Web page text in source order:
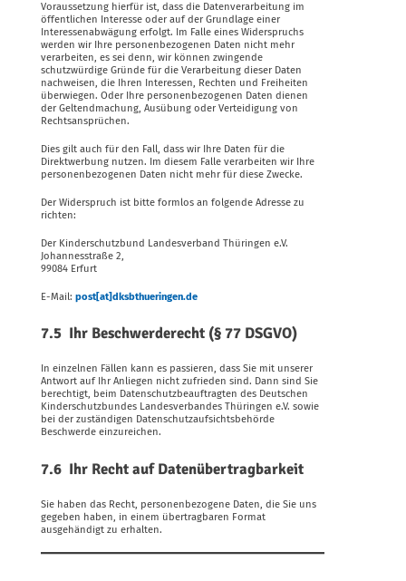
Voraussetzung hierfür ist, dass die Datenverarbeitung im
öffentlichen Interesse oder auf der Grundlage einer
Interessenabwägung erfolgt. Im Falle eines Widerspruchs
werden wir Ihre personenbezogenen Daten nicht mehr
verarbeiten, es sei denn, wir können zwingende
schutzwürdige Gründe für die Verarbeitung dieser Daten
nachweisen, die Ihren Interessen, Rechten und Freiheiten
überwiegen. Oder Ihre personenbezogenen Daten dienen
der Geltendmachung, Ausübung oder Verteidigung von
Rechtsansprüchen.
Dies gilt auch für den Fall, dass wir Ihre Daten für die
Direktwerbung nutzen. Im diesem Falle verarbeiten wir Ihre
personenbezogenen Daten nicht mehr für diese Zwecke.
Der Widerspruch ist bitte formlos an folgende Adresse zu
richten:
Der Kinderschutzbund Landesverband Thüringen e.V.
Johannesstraße 2,
99084 Erfurt
E-Mail: post[at]dksbthueringen.de
7.5 Ihr Beschwerderecht (§ 77 DSGVO)
In einzelnen Fällen kann es passieren, dass Sie mit unserer
Antwort auf Ihr Anliegen nicht zufrieden sind. Dann sind Sie
berechtigt, beim Datenschutzbeauftragten des Deutschen
Kinderschutzbundes Landesverbandes Thüringen e.V. sowie
bei der zuständigen Datenschutzaufsichtsbehörde
Beschwerde einzureichen.
7.6 Ihr Recht auf Datenübertragbarkeit
Sie haben das Recht, personenbezogene Daten, die Sie uns
gegeben haben, in einem übertragbaren Format
ausgehändigt zu erhalten.